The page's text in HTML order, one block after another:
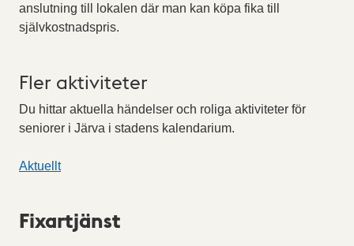
anslutning till lokalen där man kan köpa fika till
självkostnadspris.
Fler aktiviteter
Du hittar aktuella händelser och roliga aktiviteter för
seniorer i Järva i stadens kalendarium.
Aktuellt
Fixartjänst